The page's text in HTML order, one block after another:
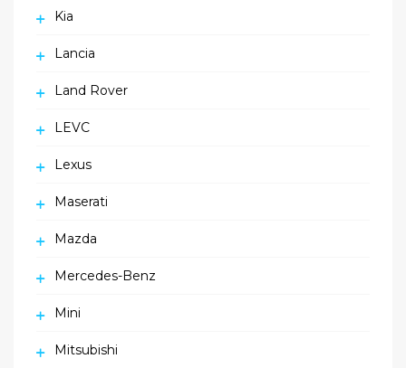
Kia
Lancia
Land Rover
LEVC
Lexus
Maserati
Mazda
Mercedes-Benz
Mini
Mitsubishi